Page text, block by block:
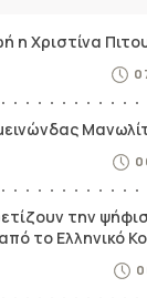
η Χριστίνα
την
το Ελληνικό